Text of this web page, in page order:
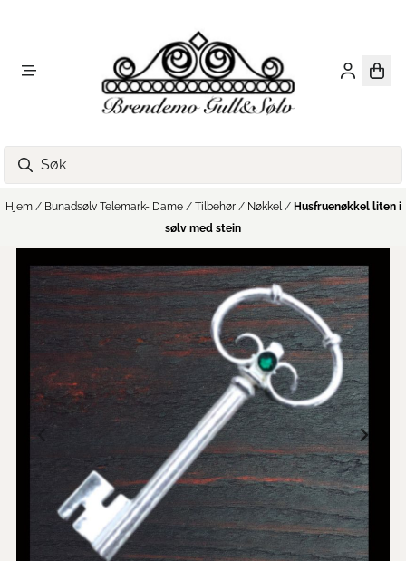
Hjem / Bunadsølv Telemark- Dame / Tilbehør / Nøkkel/ Husfruenøkkel liten i
sølv med stein